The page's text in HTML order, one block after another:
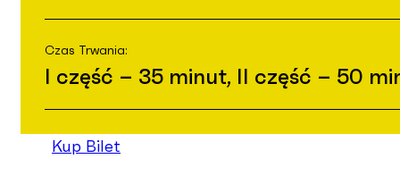
Czas Trwania:
I część – 35 minut, II część – 50
Kup Bilet